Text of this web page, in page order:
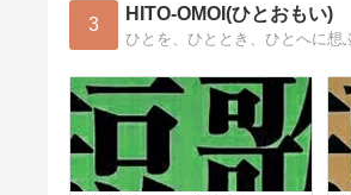
3 HITO-OMOI(ひとおもい)
ひとを、ひととき、ひとへに想